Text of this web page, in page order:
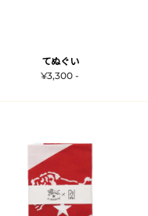
てぬぐい
¥3,300 -